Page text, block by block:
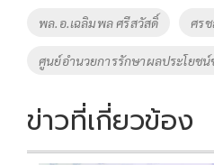
พล.อ.เฉลิมพล ศรีสวัสดิ์ ศรช
ศูนย์อำนวยการรักษาผลประโยชน์
ข่าวที่เกี่ยวข้อง